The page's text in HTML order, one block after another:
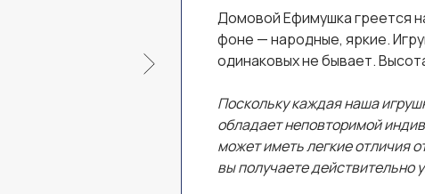
Домовой Ефимушка греется
фоне — народные, яркие.
одинаковых не бывает.
Поскольку каждая наша
обладает неповторимой
может иметь легкие отличия
вы получаете действительно